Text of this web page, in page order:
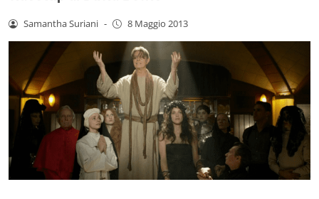
Samantha Suriani - 8 Maggio 2013